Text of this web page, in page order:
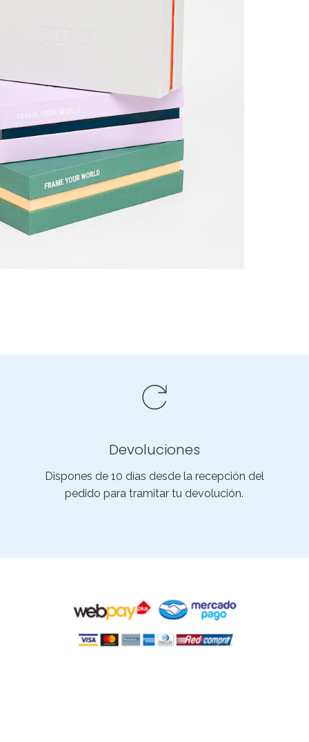
Devoluciones
Dispones de 10 días desde la recepción del
pedido para tramitar tu devolución.